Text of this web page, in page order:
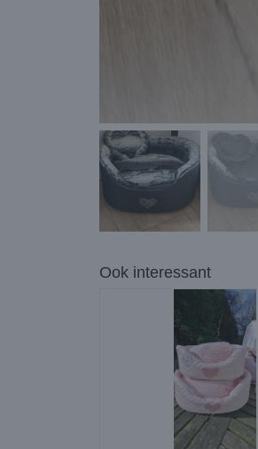
Ook interessant